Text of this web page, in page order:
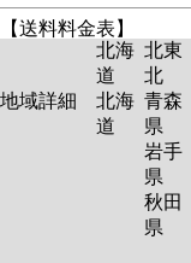
【送料料金表】
北海
道
北東
北
地域詳細
北海
道
青森
県
岩手
県
秋田
県